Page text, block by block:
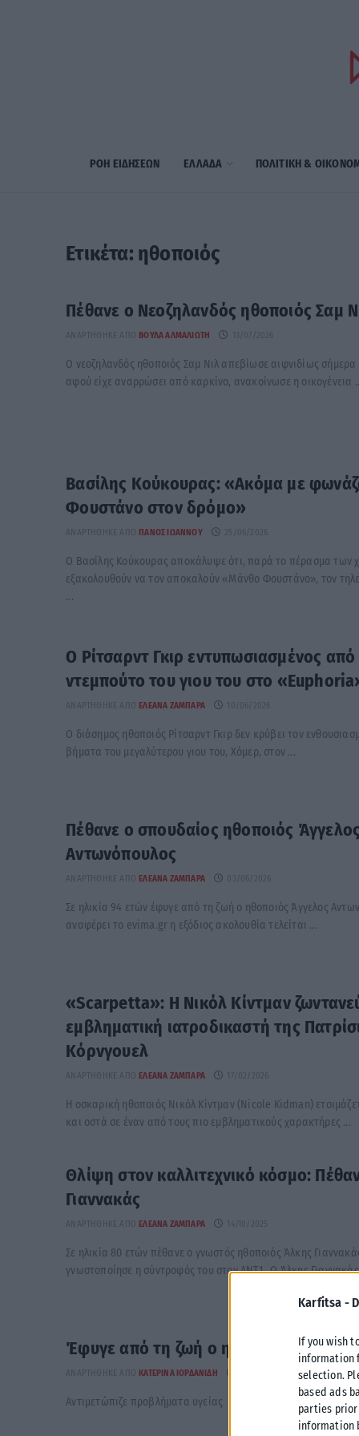
Karfitsa -
If you wish
information
selection.
based ads
parties
information
ΡΟΗ ΕΙΔΗΣΕΩΝ ΕΛΛΑΔΑ ΠΟΛΙΤΙΚΗ &
Ετικέτα: ηθοποιός
Πέθανε ο Νεοζηλανδός ηθοποιός Σαμ
ΑΝΑΡΤΉΘΗΚΕ ΑΠΌ ΒΟΎΛΑ ΑΛΜΑΛΙΏΤΗ 13/07/2026
Ο νεοζηλανδός ηθοποιός Σαμ Νιλ απεβίωσε αιφνιδίως σήμερα
αφού είχε αναρρώσει από καρκίνο, ανακοίνωσε η οικογένεια
Βασίλης Κούκουρας: «Ακόμα με
Φουστάνο στον δρόμο»
ΑΝΑΡΤΉΘΗΚΕ ΑΠΌ ΠΆΝΟΣ ΙΩΆΝΝΟΥ 25/06/2026
Ο Βασίλης Κούκουρας αποκάλυψε ότι, παρά το πέρασμα των
εξακολουθούν να τον αποκαλούν «Μάνθο Φουστάνο», τον
...
Ο Ρίτσαρντ Γκιρ εντυπωσιασμένος από
ντεμπούτο του γιου του στο
ΑΝΑΡΤΉΘΗΚΕ ΑΠΌ ΕΛΕΆΝΑ ΖΑΜΠΆΡΑ 10/06/2026
Ο διάσημος ηθοποιός Ρίτσαρντ Γκιρ δεν κρύβει τον
βήματα του μεγαλύτερου γιου του, Χόμερ, στον ...
Πέθανε ο σπουδαίος ηθοποιός Άγγελος
Αντωνόπουλος
ΑΝΑΡΤΉΘΗΚΕ ΑΠΌ ΕΛΕΆΝΑ ΖΑΜΠΆΡΑ 03/06/2026
Σε ηλικία 94 ετών έφυγε από τη ζωή ο ηθοποιός Άγγελος
αναφέρει το evima.gr η εξόδιος ακολουθία τελείται ...
«Scarpetta»: Η Νικόλ Κίντμαν
εμβληματική ιατροδικαστή της
Κόρνγουελ
ΑΝΑΡΤΉΘΗΚΕ ΑΠΌ ΕΛΕΆΝΑ ΖΑΜΠΆΡΑ 17/02/2026
Η οσκαρική ηθοποιός Nικόλ Κίντμαν (Nicole Kidman)
και οστά σε έναν από τους πιο εμβληματικούς χαρακτήρες ...
Θλίψη στον καλλιτεχνικό κόσμο:
Γιαννακάς
ΕΛΕΆΝΑ ΖΑΜΠΆΡΑ
Σε ηλικία 80 ετών πέθανε ο γνωστός ηθοποιός Άλκης
γνωστοποίησε η σύντροφός του στον ΑΝΤ1. Ο Άλκης
Έφυγε από τη ζωή ο ηθοποιός
ΚΑΤΕΡΊΝΑ ΙΟΡΔΑΝΊΔΗ
Αντιμετώπιζε προβλήματα υγείας